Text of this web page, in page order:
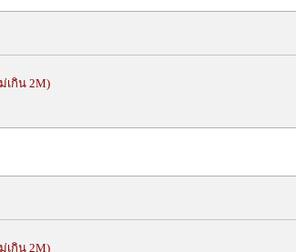
เกิน 2M)
เกิน 2M)